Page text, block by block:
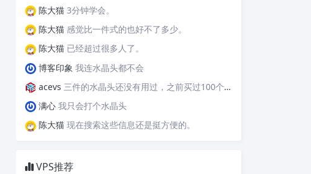
陈大猫 3分钟学会。
陈大猫 感觉比一件式的也好不了多少。
陈大猫 已经超过很多人了。
博客印象 我连水晶头都不会
acevs 三件的水晶头还没有用过，之前买过100个水晶头还没有 用完。
满心 我只会打个水晶头
陈大猫 现在搜索这些信息还是挺方便的。
VPS推荐